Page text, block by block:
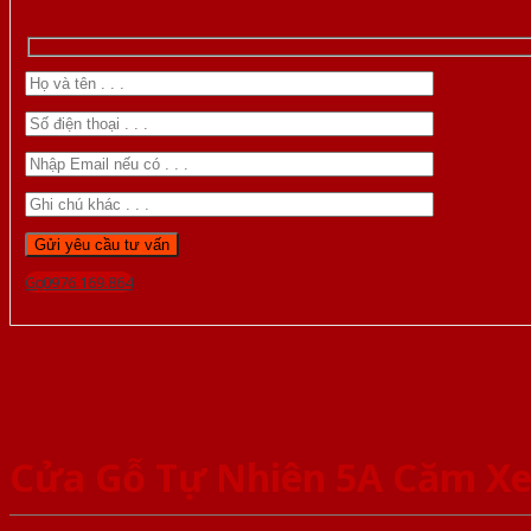
Gọi 0976.169.864
Cửa Gỗ Tự Nhiên 5A Căm